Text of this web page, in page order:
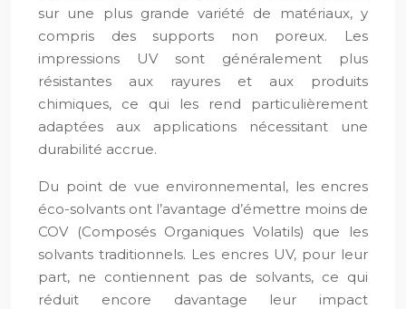
sur une plus grande variété de matériaux, y
compris des supports non poreux. Les
impressions UV sont généralement plus
résistantes aux rayures et aux produits
chimiques, ce qui les rend particulièrement
adaptées aux applications nécessitant une
durabilité accrue.
Du point de vue environnemental, les encres
éco-solvants ont l’avantage d’émettre moins de
COV (Composés Organiques Volatils) que les
solvants traditionnels. Les encres UV, pour leur
part, ne contiennent pas de solvants, ce qui
réduit encore davantage leur impact